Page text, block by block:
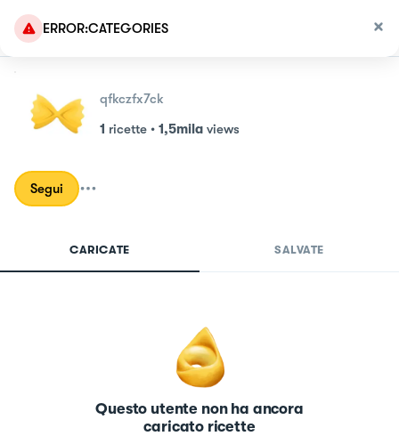
ERROR:CATEGORIES
qfkczfx7ck
1 ricette • 1,5mila views
Segui
CARICATE SALVATE
Questo utente non ha ancora
caricato ricette